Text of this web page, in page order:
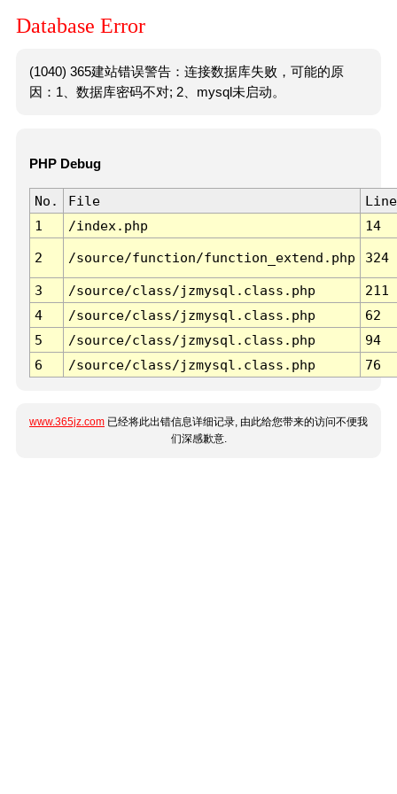
Database Error
(1040) 365建站错误警告：连接数据库失败，可能的原
因：1、数据库密码不对; 2、mysql未启动。
PHP Debug
No. File
Line
1
/index.php 14
2 /source/function/function_extend.php 324
3 /source/class/jzmysql.class.php
211
4
/source/class/jzmysql.class.php
62
5
/source/class/jzmysql.class.php
94
6
/source/class/jzmysql.class.php 76
www.365jz.com 已经将此出错信息详细记录, 由此给您带来的访问不便我
们深感歉意.